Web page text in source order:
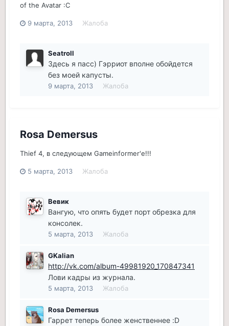
of the Avatar :C
9 марта, 2013 Жалоба
Seatroll
Здесь я пасс) Гэрриот вполне обойдется
без моей капусты.
9 марта, 2013 Жалоба
Rosa Demersus
Thief 4, в следующем Gameinformer'е!!!
5 марта, 2013 Жалоба
Вевик
Вангую, что опять будет порт обрезка для
консолек.
5 марта, 2013 Жалоба
GKalian
http://vk.com/album-49981920_170847341
Лови кадры из журнала.
5 марта, 2013 Жалоба
Rosa Demersus
Гаррет теперь более женственнее :D